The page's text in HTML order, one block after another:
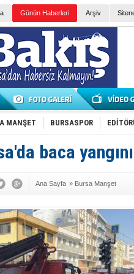
Günün Haberleri Arşiv
MANŞET BURSASPOR
baca
Ana Sayfa » Bursa Manşet